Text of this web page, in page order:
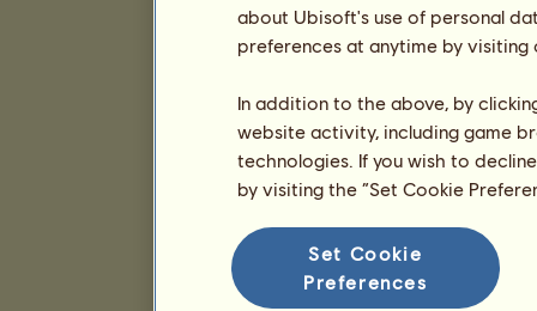
about Ubisoft's use of personal
preferences at anytime by
In addition to the above, by
website activity, including game
technologies. If you wish to
by visiting the “Set Cookie
Set Cookie
Preferences